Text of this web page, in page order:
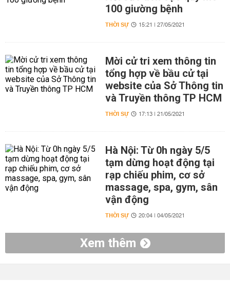
100 giường bệnh
THỜI SỰ 15:21 | 27/05/2021
Mời cử tri xem thông tin
tổng hợp về bầu cử tại
website của Sở Thông tin
và Truyền thông TP HCM
THỜI SỰ 17:13 | 21/05/2021
Hà Nội: Từ 0h ngày 5/5
tạm dừng hoạt động tại
rạp chiếu phim, cơ sở
massage, spa, gym, sân
vận động
THỜI SỰ 20:04 | 04/05/2021
Xem thêm